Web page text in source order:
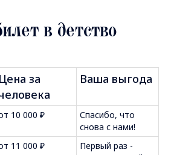
в детство
Цена за
Ваша выгода
10 000 ₽
Спасибо, что
снова с нами!
11 000 ₽
Первый раз -